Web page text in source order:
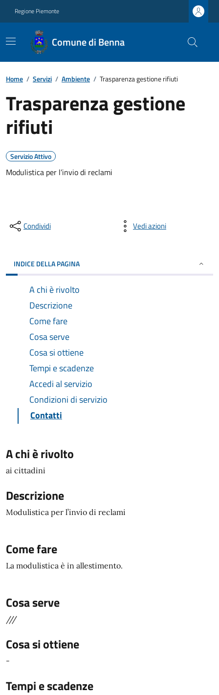
Regione Piemonte
Comune di Benna
Home / Servizi / Ambiente / Trasparenza gestione rifiuti
Trasparenza gestione
rifiuti
Servizio Attivo
Modulistica per l’invio di reclami
Condividi Vedi azioni
INDICE DELLA PAGINA
A chi è rivolto
Descrizione
Come fare
Cosa serve
Cosa si ottiene
Tempi e scadenze
Accedi al servizio
Condizioni di servizio
Contatti
A chi è rivolto
ai cittadini
Descrizione
Modulistica per l’invio di reclami
Come fare
La modulistica è in allestimento.
Cosa serve
///
Cosa si ottiene
-
Tempi e scadenze